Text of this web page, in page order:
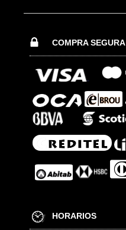
COMPRA SEGURA
HORARIOS